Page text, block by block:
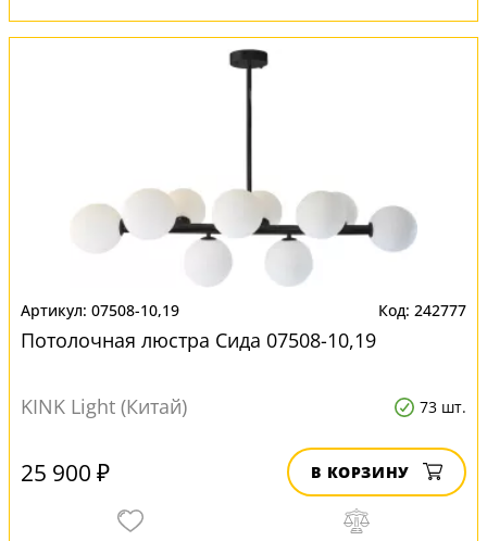
07508-10,19 242777
Потолочная люстра Сида 07508-10,19
KINK Light (Китай) 73 шт.
25 900 ₽ В КОРЗИНУ